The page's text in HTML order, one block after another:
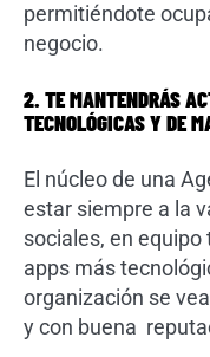
permitiéndote
negocio.
2. TE MANTENDRÁS
TECNOLÓGICAS Y DE
El núcleo de una
estar siempre a la
sociales, en
apps más
organización se
y con buena